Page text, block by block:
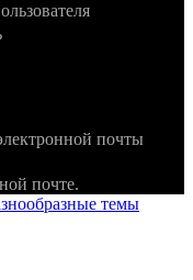
почты
почте.
темы